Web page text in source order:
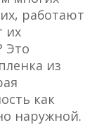
работают
их
Это
из
как
наружной.